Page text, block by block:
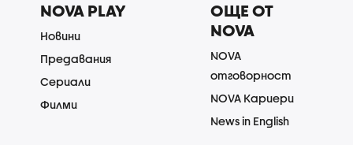
NOVA PLAY
Новини
Предавания
Сериали
Филми
ОЩЕ ОТ
NOVA
NOVA
отговорност
NOVA Кариери
News in English